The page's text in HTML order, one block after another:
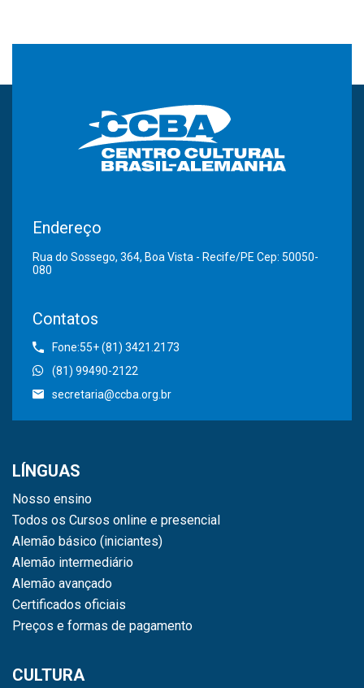
Endereço
Rua do Sossego, 364, Boa Vista - Recife/PE Cep: 50050-
080
Contatos
Fone:55+ (81) 3421.2173
(81) 99490-2122
secretaria@ccba.org.br
LÍNGUAS
Nosso ensino
Todos os Cursos online e presencial
Alemão básico (iniciantes)
Alemão intermediário
Alemão avançado
Certificados oficiais
Preços e formas de pagamento
CULTURA